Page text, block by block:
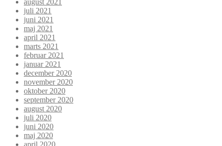
juli 2021
juni 2021
maj 2021
april 2021
marts 2021
februar 2021
januar 2021
december 2020
november 2020
oktober 2020
september 2020
august 2020
juli 2020
juni 2020
maj 2020
april 2020